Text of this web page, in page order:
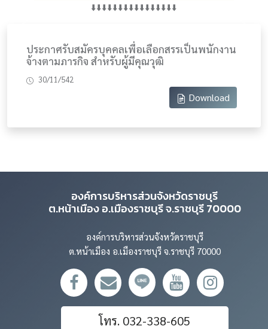
⬇️⬇️⬇️⬇️⬇️⬇️⬇️⬇️⬇️⬇️⬇️⬇️⬇️⬇️⬇️⬇️
ประกาศรับสมัครบุคคลเพื่อเลือกสรรเป็นพนักงาน
จ้างตามภารกิจ สำหรับผู้มีคุณวุฒิ
30/11/542
Download
องค์การบริหารส่วนจังหวัดราชบุรี
ต.หน้าเมือง อ.เมืองราชบุรี จ.ราชบุรี 70000
องค์การบริหารส่วนจังหวัดราชบุรี
ต.หน้าเมือง อ.เมืองราชบุรี จ.ราชบุรี 70000
โทร. 032-338-605